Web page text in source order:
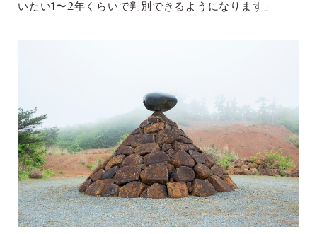
いたい1〜2年くらいで判別できるようになります」